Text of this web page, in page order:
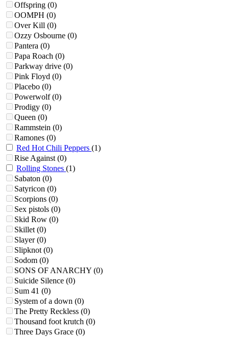
Offspring (0)
OOMPH (0)
Over Kill (0)
Ozzy Osbourne (0)
Pantera (0)
Papa Roach (0)
Parkway drive (0)
Pink Floyd (0)
Placebo (0)
Powerwolf (0)
Prodigy (0)
Queen (0)
Rammstein (0)
Ramones (0)
Red Hot Chili Peppers (1)
Rise Against (0)
Rolling Stones (1)
Sabaton (0)
Satyricon (0)
Scorpions (0)
Sex pistols (0)
Skid Row (0)
Skillet (0)
Slayer (0)
Slipknot (0)
Sodom (0)
SONS OF ANARCHY (0)
Suicide Silence (0)
Sum 41 (0)
System of a down (0)
The Pretty Reckless (0)
Thousand foot krutch (0)
Three Days Grace (0)